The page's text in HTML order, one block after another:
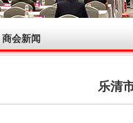
商会新闻
乐清